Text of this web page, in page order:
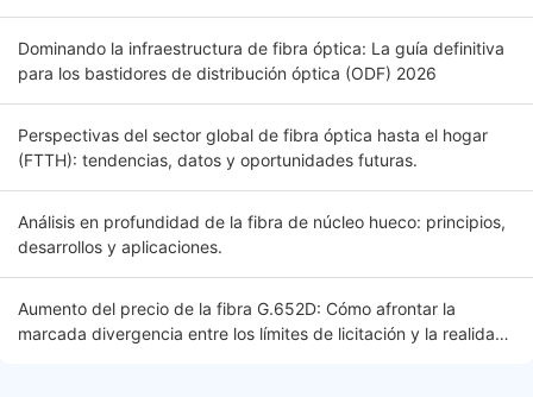
Dominando la infraestructura de fibra óptica: La guía definitiva
para los bastidores de distribución óptica (ODF) 2026
Perspectivas del sector global de fibra óptica hasta el hogar
(FTTH): tendencias, datos y oportunidades futuras.
Análisis en profundidad de la fibra de núcleo hueco: principios,
desarrollos y aplicaciones.
Aumento del precio de la fibra G.652D: Cómo afrontar la
marcada divergencia entre los límites de licitación y la realidad